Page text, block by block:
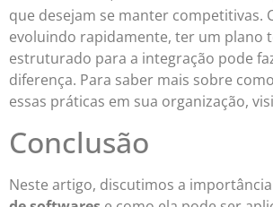
que desejam se manter competitivas.
evoluindo rapidamente, ter um plano
estruturado para a integração pode
diferença. Para saber mais sobre
essas práticas em sua organização,
Conclusão
Neste artigo, discutimos a